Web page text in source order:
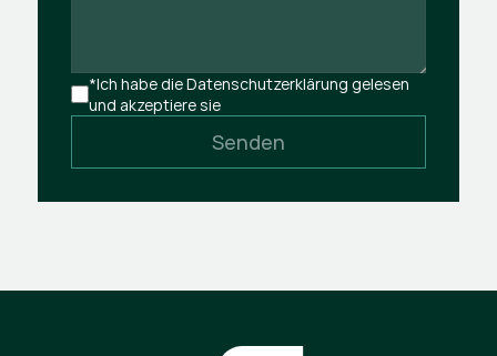
*Ich habe die Datenschutzerklärung gelesen
und akzeptiere sie
Senden